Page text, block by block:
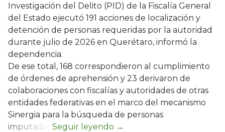
Investigación del Delito (PID) de la Fiscalía General
del Estado ejecutó 191 acciones de localización y
detención de personas requeridas por la autoridad
durante julio de 2026 en Querétaro, informó la
dependencia.
De ese total, 168 correspondieron al cumplimiento
de órdenes de aprehensión y 23 derivaron de
colaboraciones con fiscalías y autoridades de otras
entidades federativas en el marco del mecanismo
Sinergia para la búsqueda de personas
imputadas.